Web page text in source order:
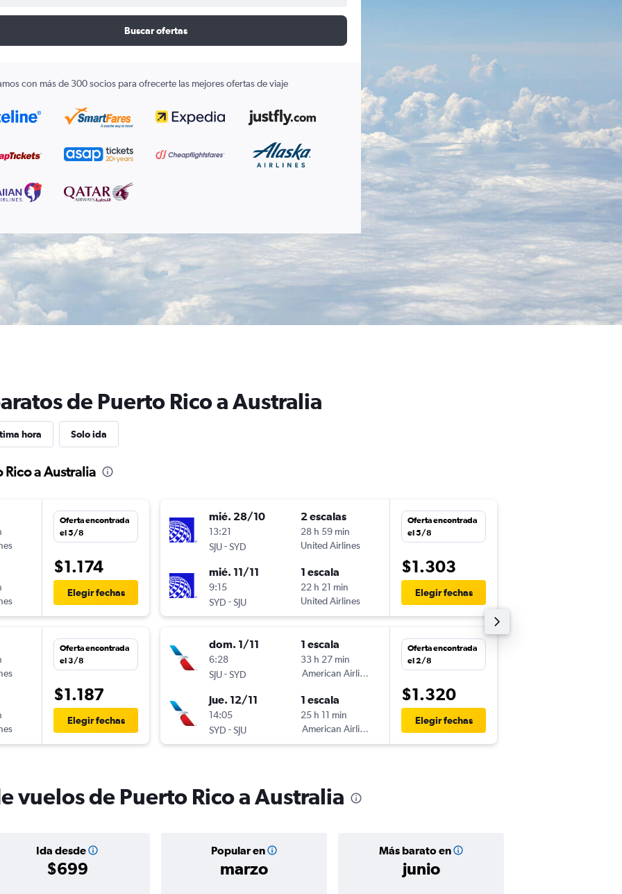
Buscar ofertas
con más de 300 socios para ofrecerte las mejores ofertas de viaje
de Puerto Rico a Australia
hora Solo ida
Rico a Australia
Oferta encontrada
el 5/8
$1.174
Elegir fechas
Oferta encontrada
el 3/8
$1.187
Elegir fechas
mié. 28/10
13:21
SJU-SYD
2 escalas
28 h 59 min
United Airlines
mié. 11/11
9:15
SYD -SJU
1 escala
22 h 21 min
United Airlines
Oferta encontrada
el 5/8
$1.303
Elegir fechas
dom. 1/11
6:28
SJU-SYD
1 escala
33 h 27 min
American Airlines
jue. 12/11
14:05
SYD -SJU
1 escala
25 h 11 min
American Airlines
Oferta encontrada
el 2/8
$1.320
Elegir fechas
vuelos de Puerto Rico a Australia
Ida desde
$699
Popular en
marzo
Más barato en
junio